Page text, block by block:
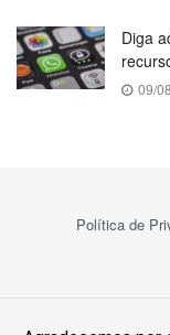
Diga
09/
Política de